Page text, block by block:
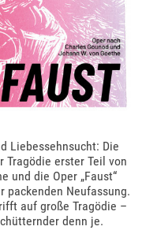
Liebessehnsucht: Die
Tragödie erster Teil von
und die Oper „Faust“
packenden Neufassung.
auf große Tragödie –
denn je.